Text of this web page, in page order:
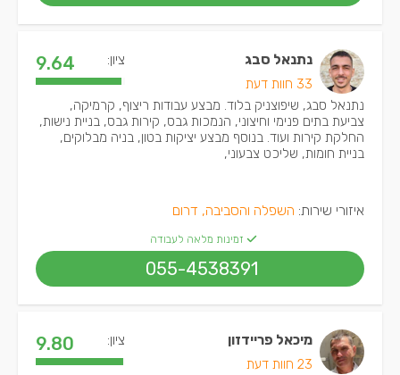
נתנאל סבג
33 חוות דעת
ציון: 9.64
נתנאל סבג, שיפוצניק בלוד. מבצע עבודות ריצוף, קרמיקה,
צביעת בתים פנימי וחיצוני, הנמכות גבס, קירות גבס, בניית נישות,
החלקת קירות ועוד. בנוסף מבצע יציקות בטון, בניה מבלוקים,
בניית חומות, שליכט צבעוני,
איזורי שירות: השפלה והסביבה, דרום
זמינות מלאה לעבודה
055-4538391
מיכאל פריידזון
23 חוות דעת
ציון: 9.80